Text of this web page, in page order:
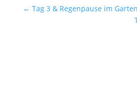
← Tag 3 & Regenpause im Garten